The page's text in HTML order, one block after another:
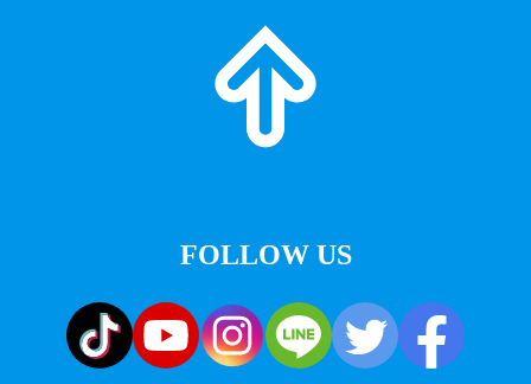
FOLLOW US